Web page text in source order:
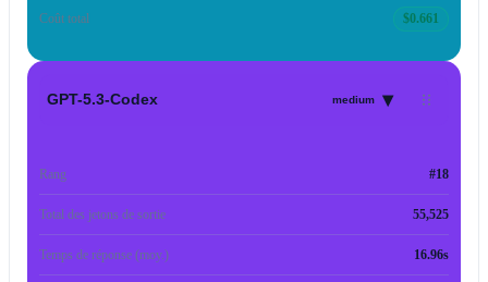
Coût total $0.661
GPT-5.3-Codex medium ▾
Rang #18
Total des jetons de sortie 55,525
Temps de réponse (moy.) 16.96s